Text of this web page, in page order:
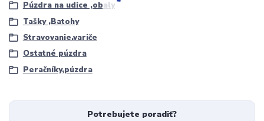
Púzdra na udice ,obaly
Tašky ,Batohy
Stravovanie.variče
Ostatné púzdra
Peračníky,púzdra
Potrebujete poradiť?